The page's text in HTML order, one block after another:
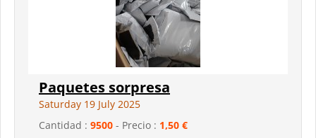
Paquetes sorpresa
Saturday 19 July 2025
Cantidad : 9500 - Precio : 1,50 €